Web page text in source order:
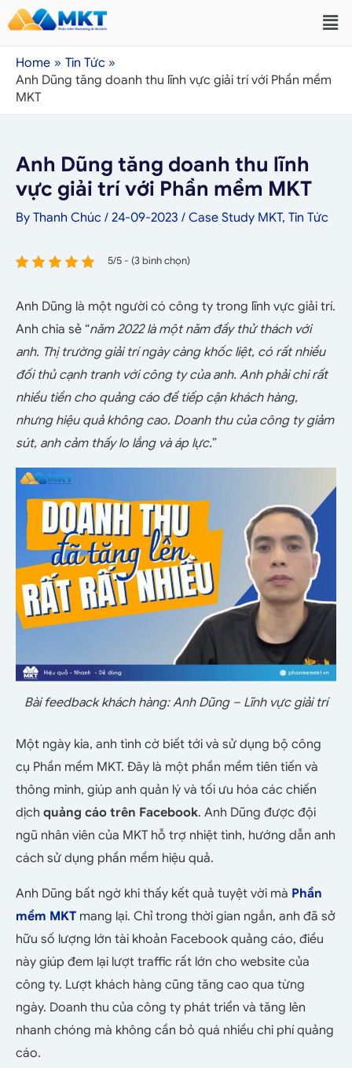
Home
Tin Tức
Anh Dũng tăng doanh thu lĩnh vực giải trí với Phần mềm
MKT
Anh Dũng tăng doanh thu lĩnh
vực giải trí với Phần mềm MKT
By Thanh Chúc / 24-09-2023 / Case Study MKT, Tin Tức
5/5 - (3 bình chọn)
Anh Dũng là một người có công ty trong lĩnh vực giải trí.
Anh chia sẻ “năm 2022 là một năm đầy thử thách với
anh. Thị trường giải trí ngày càng khốc liệt, có rất nhiều
đối thủ cạnh tranh với công ty của anh. Anh phải chi rất
nhiều tiền cho quảng cáo để tiếp cận khách hàng,
nhưng hiệu quả không cao. Doanh thu của công ty giảm
sút, anh cảm thấy lo lắng và áp lực.”
Bài feedback khách hàng: Anh Dũng – Lĩnh vực giải trí
Một ngày kia, anh tình cờ biết tới và sử dụng bộ công
cụ Phần mềm MKT. Đây là một phần mềm tiên tiến và
thông minh, giúp anh quản lý và tối ưu hóa các chiến
dịch quảng cáo trên Facebook. Anh Dũng được đội
ngũ nhân viên của MKT hỗ trợ nhiệt tình, hướng dẫn anh
cách sử dụng phần mềm hiệu quả.
Anh Dũng bất ngờ khi thấy kết quả tuyệt vời mà Phần
mềm MKT mang lại. Chỉ trong thời gian ngắn, anh đã sở
hữu số lượng lớn tài khoản Facebook quảng cáo, điều
này giúp đem lại lượt traffic rất lớn cho website của
công ty. Lượt khách hàng cũng tăng cao qua từng
ngày. Doanh thu của công ty phát triển và tăng lên
nhanh chóng mà không cần bỏ quá nhiều chi phí quảng
cáo.